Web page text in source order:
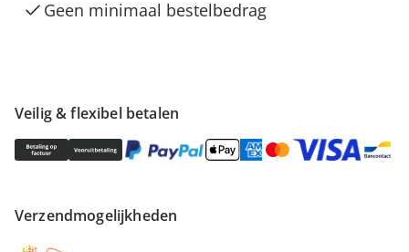
Veilig & flexibel betalen
Verzendmogelijkheden
Geen minimaal bestelbedrag